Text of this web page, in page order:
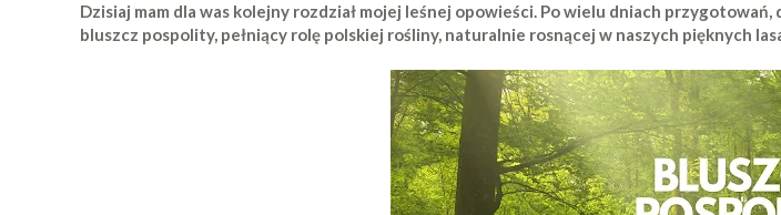
Dzisiaj mam dla was kolejny rozdział mojej leśnej opowieści. Po wielu dniach
bluszcz pospolity, pełniący rolę polskiej rośliny, naturalnie rosnącej w naszych pięknych